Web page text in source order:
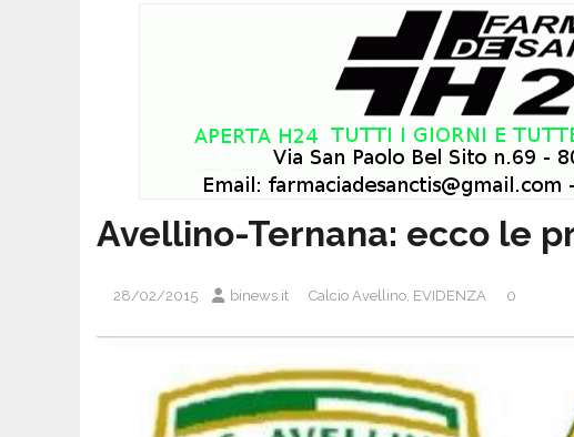
Avellino-Ternana: ecco le
28/02/2015 binews.it Calcio Avellino, EVIDENZA 0